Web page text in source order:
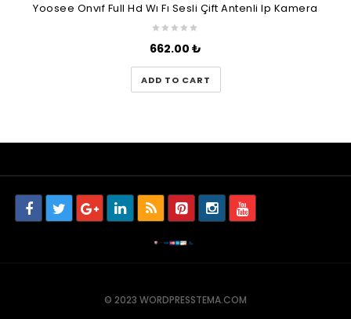
Yoosee Onvıf Full Hd Wı Fı Sesli Çift Antenli Ip Kamera
662.00 ₺
ADD TO CART
© 2023 WORDPRESSTEMA.COM